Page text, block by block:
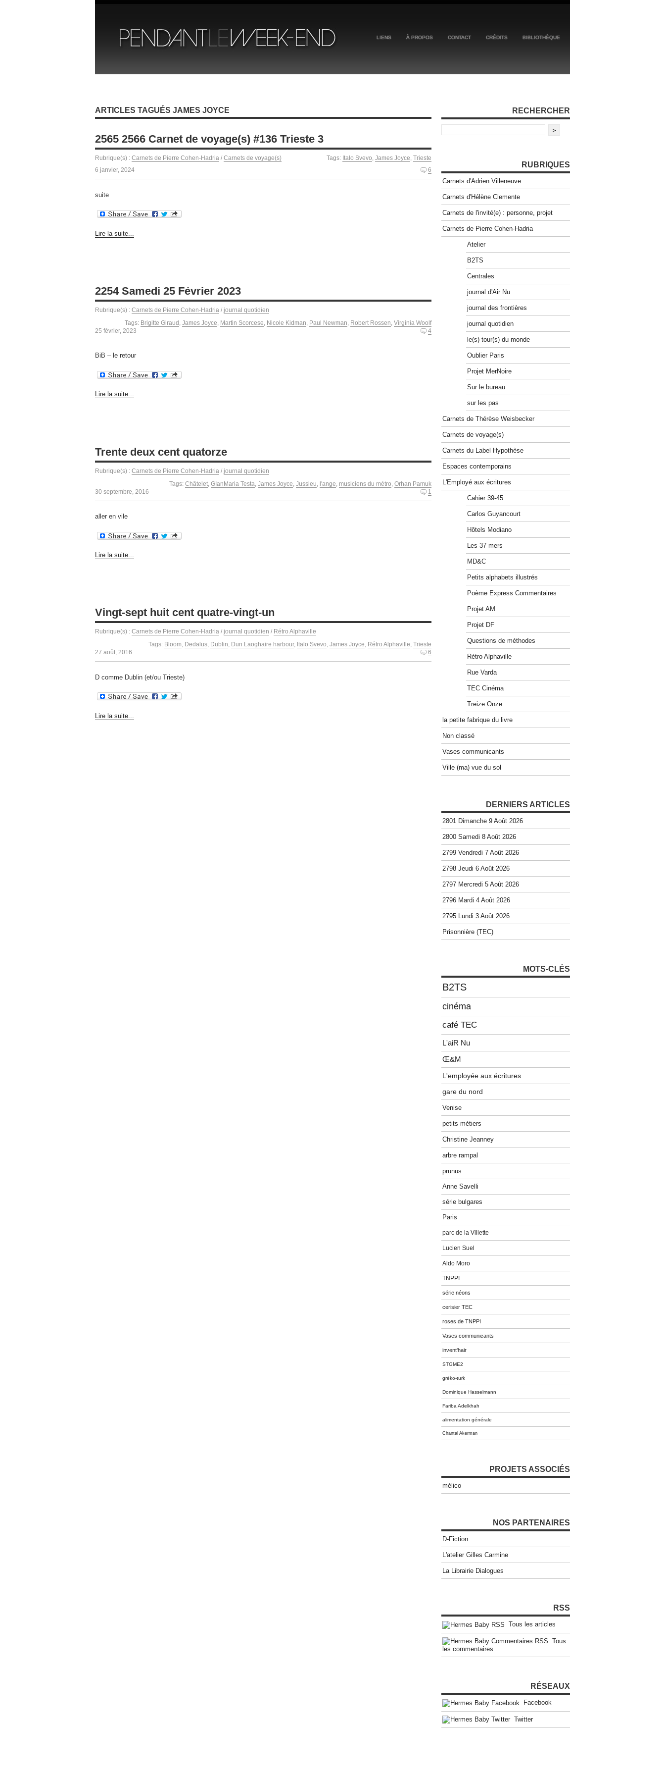
LIENS À PROPOS CONTACT CRÉDITS BIBLIOTHÈQUE
ARTICLES TAGUÉS JAMES JOYCE
2565 2566 Carnet de voyage(s) #136 Trieste 3
Rubrique(s) : Carnets de Pierre Cohen-Hadria / Carnets de voyage(s) Tags: Italo Svevo, James Joyce, Trieste
6 janvier, 2024
6
suite
Lire la suite...
2254 Samedi 25 Février 2023
Rubrique(s) : Carnets de Pierre Cohen-Hadria / journal quotidien
Tags: Brigitte Giraud James Joyce Martin Scorcese Nicole Kidman Paul Newman Robert Rossen Virginia Woolf
25 février, 2023
4
BiB – le retour
Lire la suite...
Trente deux cent quatorze
Rubrique(s) : Carnets de Pierre Cohen-Hadria / journal quotidien
Tags: Châtelet GIanMaria Testa James Joyce Jussieu l'ange musiciens du métro Orhan Pamuk
30 septembre, 2016
1
aller en vile
Lire la suite...
Vingt-sept huit cent quatre-vingt-un
Rubrique(s) : Carnets de Pierre Cohen-Hadria / journal quotidien / Rétro Alphaville
Tags: Bloom, Dedalus, Dublin, Dun Laoghaire harbour, Italo Svevo, James Joyce, Rétro Alphaville, Trieste
27 août, 2016
6
D comme Dublin (et/ou Trieste)
Lire la suite...
RECHERCHER
RUBRIQUES
Carnets d'Adrien Villeneuve
Carnets d'Hélène Clemente
Carnets de l'invité(e) : personne, projet
Carnets de Pierre Cohen-Hadria
Atelier
B2TS
Centrales
journal d'Air Nu
journal des frontières
journal quotidien
le(s) tour(s) du monde
Oublier Paris
Projet MerNoire
Sur le bureau
sur les pas
Carnets de Thérèse Weisbecker
Carnets de voyage(s)
Carnets du Label Hypothèse
Espaces contemporains
L'Employé aux écritures
Cahier 39-45
Carlos Guyancourt
Hôtels Modiano
Les 37 mers
MD&C
Petits alphabets illustrés
Poème Express Commentaires
Projet AM
Projet DF
Questions de méthodes
Rétro Alphaville
Rue Varda
TEC Cinéma
Treize Onze
la petite fabrique du livre
Non classé
Vases communicants
Ville (ma) vue du sol
DERNIERS ARTICLES
2801 Dimanche 9 Août 2026
2800 Samedi 8 Août 2026
2799 Vendredi 7 Août 2026
2798 Jeudi 6 Août 2026
2797 Mercredi 5 Août 2026
2796 Mardi 4 Août 2026
2795 Lundi 3 Août 2026
Prisonnière (TEC)
MOTS-CLÉS
B2TS
cinéma
café TEC
L'aiR Nu
Œ&M
L'employée aux écritures
gare du nord
Venise
petits métiers
Christine Jeanney
arbre rampal
prunus
Anne Savelli
série bulgares
Paris
parc de la Villette
Lucien Suel
Aldo Moro
TNPPI
série néons
cerisier TEC
roses de TNPPI
Vases communicants
invent'hair
STGME2
gréko-turk
Dominique Hasselmann
Fariba Adelkhah
alimentation générale
Chantal Akerman
PROJETS ASSOCIÉS
mélico
NOS PARTENAIRES
D-Fiction
L'atelier Gilles Carmine
La Librairie Dialogues
RSS
Tous les articles
Tous
les commentaires
RÉSEAUX
Facebook
Twitter